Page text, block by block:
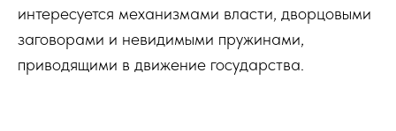
интересуется механизмами власти, дворцовыми
заговорами и невидимыми пружинами,
приводящими в движение государства.